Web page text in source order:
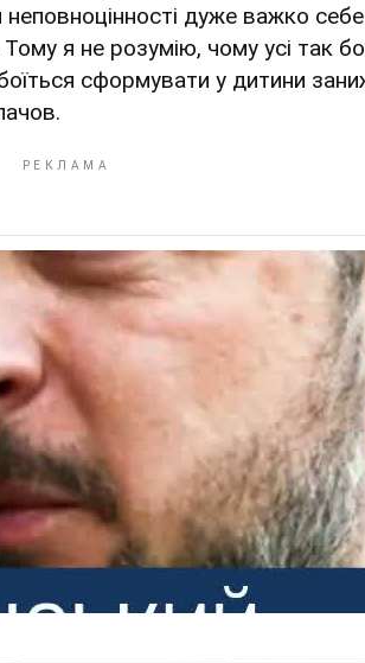
дуже важко себе
я не розумію, чому усі так
сформувати у дитини